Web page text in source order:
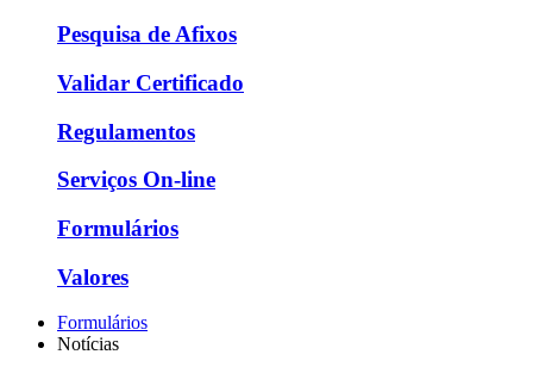
Pesquisa de Afixos
Validar Certificado
Regulamentos
Serviços On-line
Formulários
Valores
Formulários
Notícias